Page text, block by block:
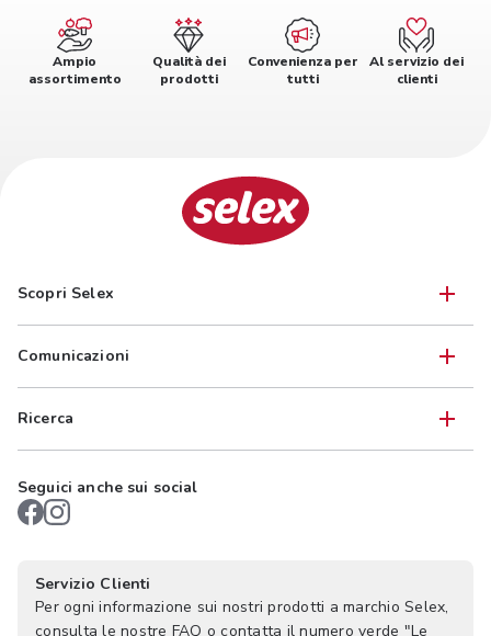
Ampio
assortimento
Qualità dei
prodotti
Convenienza per
tutti
Al servizio dei
clienti
Scopri Selex
Comunicazioni
Ricerca
Seguici anche sui social
Servizio Clienti
Per ogni informazione sui nostri prodotti a marchio Selex,
consulta le nostre FAQ o contatta il numero verde "Le